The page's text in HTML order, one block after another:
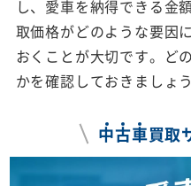
し、愛車を納得できる金
取価格がどのような要因
おくことが大切です。ど
かを確認しておきましょう
中古車買取